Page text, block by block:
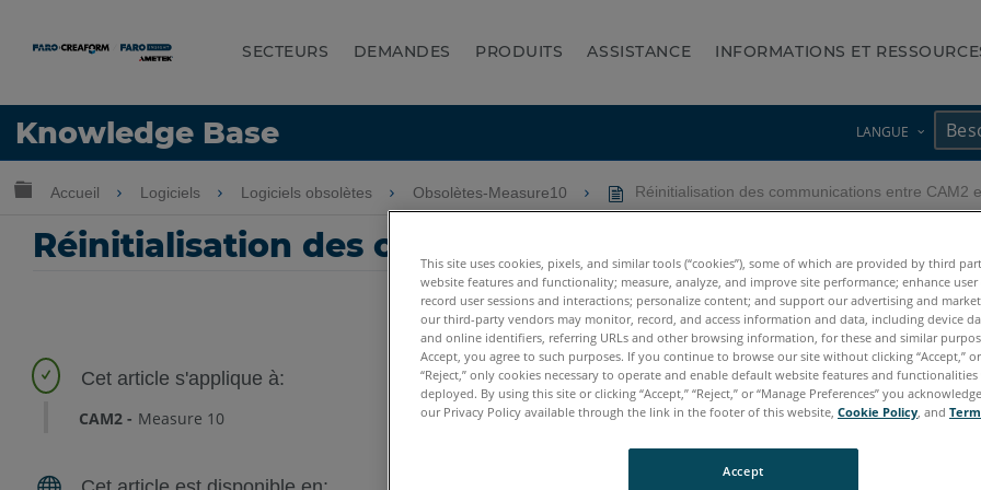
SECTEURS DEMANDES PRODUITS ASSISTANCE INFORMATIONS ET
Knowledge Base LANGUE
LANGUE
Développer/réduire la hiérarchie globale
Accueil Logiciels Logiciels obsolètes Obsolètes-Measure10 Réinitialisation des communications entre CAM2
Réinitialisation des communications entre CAM2 et la
CAM2 Measure 10
This site uses cookies, pixels, and similar tools (“cookies”), some of which are provided by third
website features and functionality; measure, analyze, and improve site performance; enhance user
record user sessions and interactions; personalize content; and support our advertising and
our third-party vendors may monitor, record, and access information and data, including device
and online identifiers, referring URLs and other browsing information, for these and similar
Accept, you agree to such purposes. If you continue to browse our site without clicking “Accept,”
“Reject,” only cookies necessary to operate and enable default website features and
deployed. By using this site or clicking “Accept,” “Reject,” or “Manage Preferences” you
our Privacy Policy available through the link in the footer of this website, Cookie Policy, and
Accept